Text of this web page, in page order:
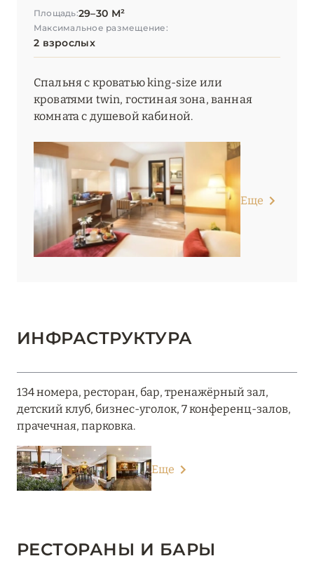
Площадь:29–30 М²
Максимальное размещение:
2 взрослых
Спальня с кроватью king-size или
кроватями twin, гостиная зона, ванная
комната с душевой кабиной.
Еще
ИНФРАСТРУКТУРА
134 номера, ресторан, бар, тренажёрный зал,
детский клуб, бизнес-уголок, 7 конференц-залов,
прачечная, парковка.
Еще
РЕСТОРАНЫ И БАРЫ